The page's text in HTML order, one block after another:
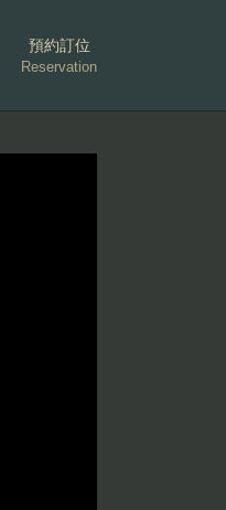
預約訂位
Reservation